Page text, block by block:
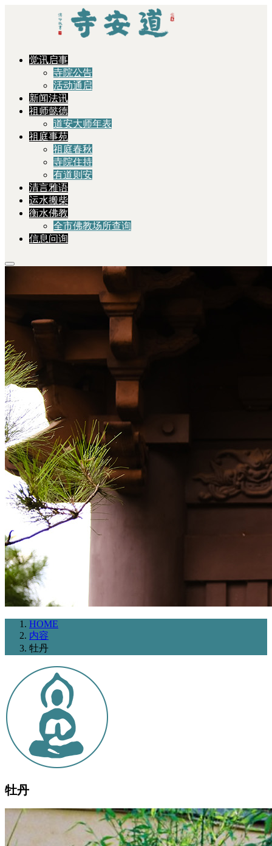
觉讯启事
寺院公告
活动通启
新闻法讯
祖师懿德
道安大师年表
祖庭事苑
祖庭春秋
寺院住持
有道则安
清言雅语
运水搬柴
衡水佛教
全市佛教场所查询
信息问询
HOME
内容
牡丹
牡丹